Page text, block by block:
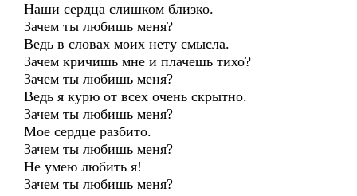
Наши сердца слишком близко.
Зачем ты любишь меня?
Ведь в словах моих нету смысла.
Зачем кричишь мне и плачешь тихо?
Зачем ты любишь меня?
Ведь я курю от всех очень скрытно.
Зачем ты любишь меня?
Мое сердце разбито.
Зачем ты любишь меня?
Не умею любить я!
Зачем ты любишь меня?